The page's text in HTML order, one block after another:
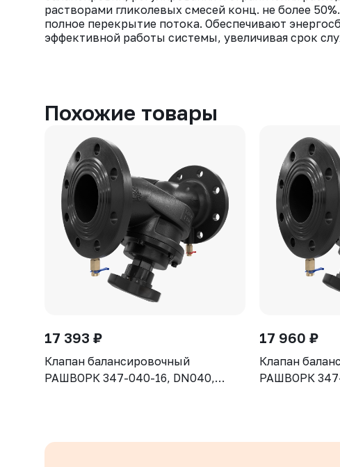
растворами гликолевых смесей конц. не более
полное перекрытие потока. Обеспечивают
эффективной работы системы, увеличивая срок
Похожие товары
17 393 ₽
Клапан балансировочный
РАШВОРК 347-040-16, DN040,
17 960 ₽
Клапан
РАШВОРК